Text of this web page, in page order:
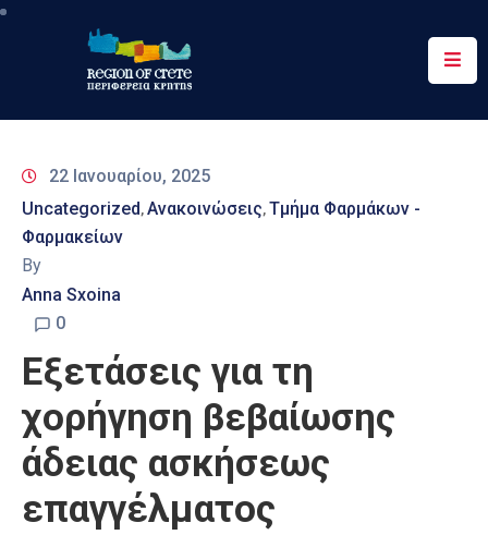
Περιφέρεια
&
Δράσεις
Ψηφιακές
Υπηρεσίες
Επικοινωνία
22 Ιανουαρίου, 2025
Uncategorized‚Ανακοινώσεις‚Τμήμα Φαρμάκων -
Φαρμακείων
By
Anna Sxoina
0
Eξετάσεις για τη
χορήγηση βεβαίωσης
άδειας ασκήσεως
επαγγέλματος